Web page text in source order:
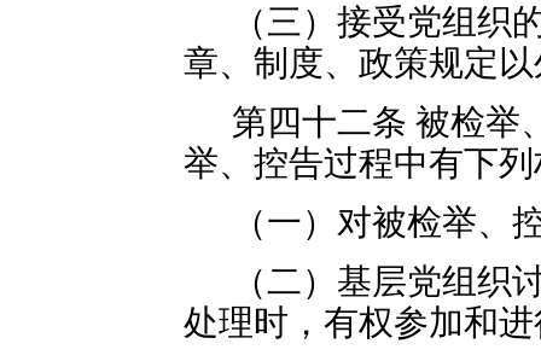
（三）接受党组织
章、制度、政策规定
第四十二条 被检举
举、控告过程中有下
（一）对被检举、
（二）基层党组织
处理时，有权参加和